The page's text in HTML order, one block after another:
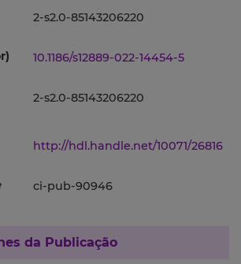
2-s2.0-85143206220
10.1186/s12889-022-14454-5
2-s2.0-85143206220
http://hdl.handle.net/10071/26816
ci-pub-90946
da Publicação